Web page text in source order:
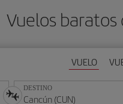
Vuelos baratos
VUELO
DESTINO